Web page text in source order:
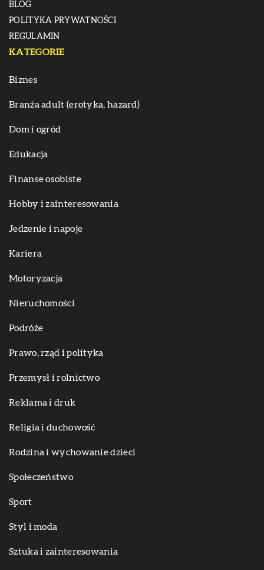
BLOG
POLITYKA PRYWATNOŚCI
REGULAMIN
KATEGORIE
Biznes
Branża adult (erotyka, hazard)
Dom i ogród
Edukacja
Finanse osobiste
Hobby i zainteresowania
Jedzenie i napoje
Kariera
Motoryzacja
Nieruchomości
Podróże
Prawo, rząd i polityka
Przemysł i rolnictwo
Reklama i druk
Religia i duchowość
Rodzina i wychowanie dzieci
Społeczeństwo
Sport
Styl i moda
Sztuka i zainteresowania